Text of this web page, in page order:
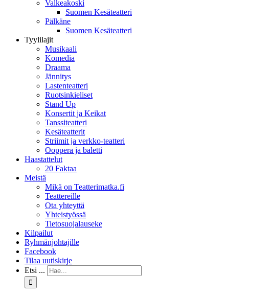
Valkeakoski
Suomen Kesäteatteri
Pälkäne
Suomen Kesäteatteri
Tyylilajit
Musikaali
Komedia
Draama
Jännitys
Lastenteatteri
Ruotsinkieliset
Stand Up
Konsertit ja Keikat
Tanssiteatteri
Kesäteatterit
Striimit ja verkko-teatteri
Ooppera ja baletti
Haastattelut
20 Faktaa
Meistä
Mikä on Teatterimatka.fi
Teattereille
Ota yhteyttä
Yhteistyössä
Tietosuojalauseke
Kilpailut
Ryhmänjohtajille
Facebook
Tilaa uutiskirje
Etsi ...